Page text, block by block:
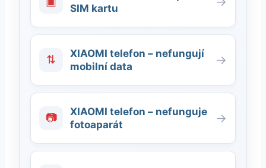
SIM kartu
⇅
XIAOMI telefon – nefungují
mobilní data
→
📷
XIAOMI telefon – nefunguje
fotoaparát
→